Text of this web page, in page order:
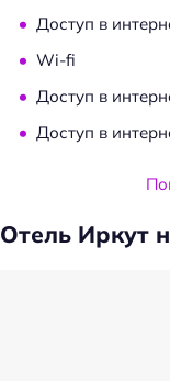
Доступ в
Wi-fi
Доступ в
Доступ в
Услуги и удобства
Прачечная
Отель Иркут